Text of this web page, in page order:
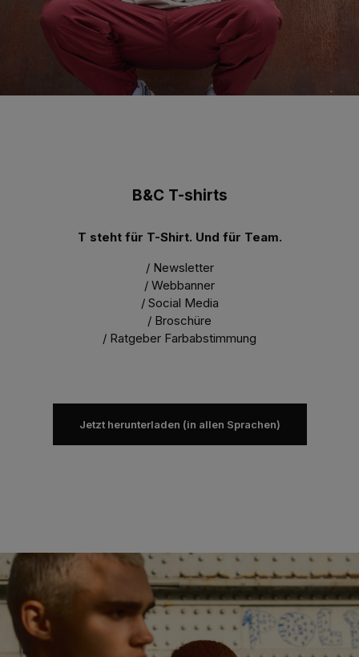
B&C T-shirts
T steht für T-Shirt. Und für Team.
/ Newsletter
/ Webbanner
/ Social Media
/ Broschüre
/ Ratgeber Farbabstimmung
Jetzt herunterladen (in allen Sprachen)